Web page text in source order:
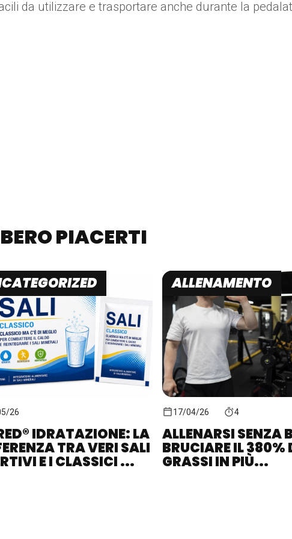
da utilizzare e trasportare anche durante la
PIACERTI
26
IDRATAZIONE: LA
TRA VERI SALI
E I CLASSICI ...
ALLENAMENTO
17/04/26 4
ALLENARSI SENZA
BRUCIARE IL 380%
GRASSI IN PIÙ...